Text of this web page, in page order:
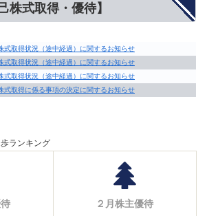
株式取得・優待】
式取得状況（途中経過）に関するお知らせ
式取得状況（途中経過）に関するお知らせ
式取得状況（途中経過）に関するお知らせ
式取得に係る事項の決定に関するお知らせ
ランキング
２月株主優待